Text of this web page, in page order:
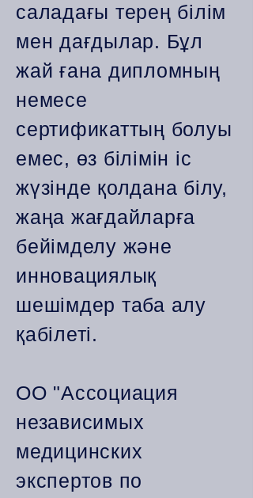
саладағы терең білім
мен дағдылар. Бұл
жай ғана дипломның
немесе
сертификаттың болуы
емес, өз білімін іс
жүзінде қолдана білу,
жаңа жағдайларға
бейімделу және
инновациялық
шешімдер таба алу
қабілеті.
ОО "Ассоциация
независимых
медицинских
экспертов по